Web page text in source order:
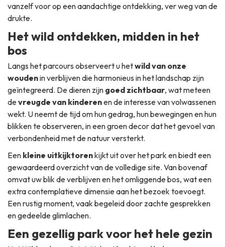
vanzelf voor op een aandachtige ontdekking, ver weg van de
drukte.
Het wild ontdekken, midden in het
bos
Langs het parcours observeert u hetwild van onze
woudenin verblijven die harmonieus in het landschap zijn
geïntegreerd. De dieren zijn goed zichtbaar, wat meteen
devreugde van kinderenen de interesse van volwassenen
wekt. U neemt de tijd om hun gedrag, hun bewegingen en hun
blikken te observeren, in een groen decor dat het gevoel van
verbondenheid met de natuur versterkt.
Een kleine uitkijktorenkijkt uit over het park en biedt een
gewaardeerd overzicht van de volledige site. Van bovenaf
omvat uw blik de verblijven en het omliggende bos, wat een
extra contemplatieve dimensie aan het bezoek toevoegt.
Een rustig moment, vaak begeleid door zachte gesprekken
en gedeelde glimlachen.
Een gezellig park voor het hele gezin